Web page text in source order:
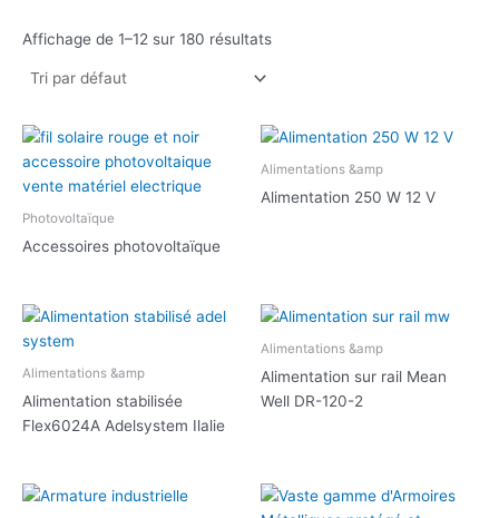
Affichage de 1–12 sur 180 résultats
Photovoltaïque
Accessoires photovoltaïque
Alimentations &amp
Alimentation 250 W 12 V
Alimentations &amp
Alimentation stabilisée
Flex6024A Adelsystem Ilalie
Alimentations &amp
Alimentation sur rail Mean
Well DR-120-2